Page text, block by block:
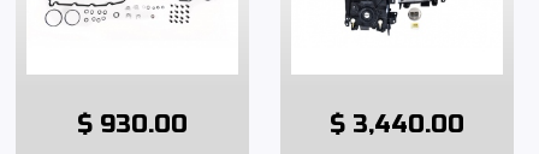
$ 930.00 $ 3,440.00